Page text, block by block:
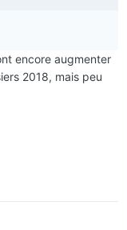
encore augmenter
2018, mais peu